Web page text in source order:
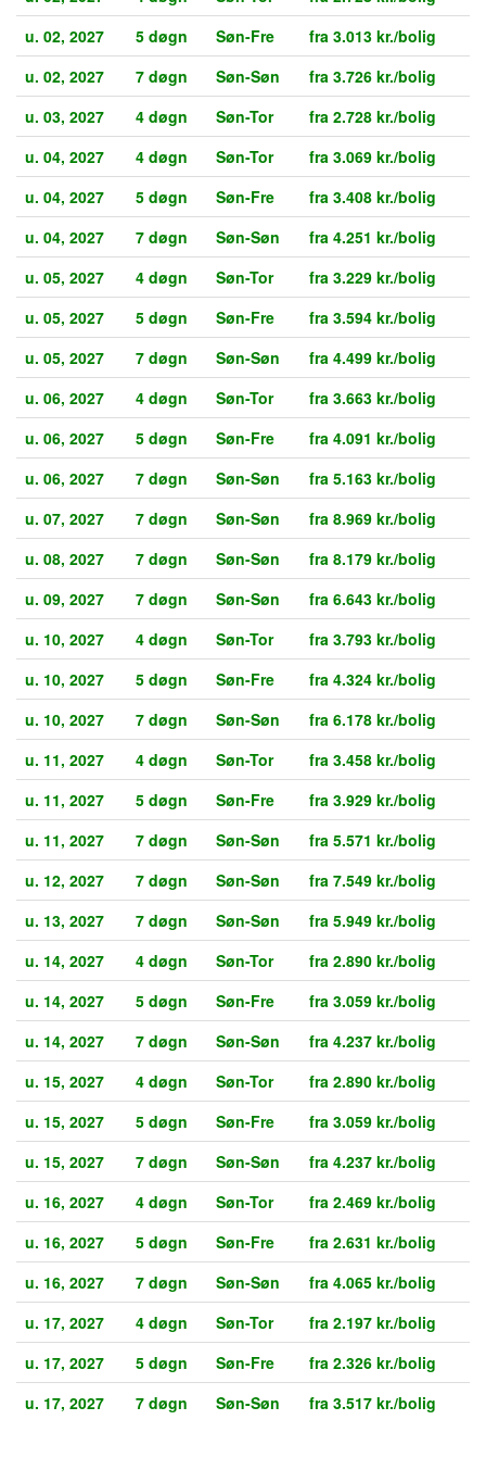
u. 02, 2027
5 døgn Søn-Fre
fra 3.013 kr./bolig
u. 02, 2027
7 døgn Søn-Søn
fra 3.726 kr./bolig
u. 03, 2027
4 døgn Søn-Tor
fra 2.728 kr./bolig
u. 04, 2027
4 døgn Søn-Tor
fra 3.069 kr./bolig
u. 04, 2027
5 døgn Søn-Fre
fra 3.408 kr./bolig
u. 04, 2027
7 døgn Søn-Søn
fra 4.251 kr./bolig
u. 05, 2027
4 døgn Søn-Tor
fra 3.229 kr./bolig
u. 05, 2027
5 døgn Søn-Fre
fra 3.594 kr./bolig
u. 05, 2027
7 døgn Søn-Søn
fra 4.499 kr./bolig
u. 06, 2027
4 døgn Søn-Tor
fra 3.663 kr./bolig
u. 06, 2027
5 døgn Søn-Fre
fra 4.091 kr./bolig
u. 06, 2027
7 døgn Søn-Søn
fra 5.163 kr./bolig
u. 07, 2027
7 døgn Søn-Søn
fra 8.969 kr./bolig
u. 08, 2027
7 døgn Søn-Søn
fra 8.179 kr./bolig
u. 09, 2027
7 døgn Søn-Søn
fra 6.643 kr./bolig
u. 10, 2027
4 døgn Søn-Tor
fra 3.793 kr./bolig
u. 10, 2027
5 døgn Søn-Fre
fra 4.324 kr./bolig
u. 10, 2027
7 døgn Søn-Søn
fra 6.178 kr./bolig
u. 11, 2027
4 døgn Søn-Tor
fra 3.458 kr./bolig
u. 11, 2027
5 døgn Søn-Fre
fra 3.929 kr./bolig
u. 11, 2027
7 døgn Søn-Søn
fra 5.571 kr./bolig
u. 12, 2027
7 døgn Søn-Søn
fra 7.549 kr./bolig
u. 13, 2027
7 døgn Søn-Søn
fra 5.949 kr./bolig
u. 14, 2027
4 døgn Søn-Tor
fra 2.890 kr./bolig
u. 14, 2027
5 døgn Søn-Fre
fra 3.059 kr./bolig
u. 14, 2027
7 døgn Søn-Søn
fra 4.237 kr./bolig
u. 15, 2027
4 døgn Søn-Tor
fra 2.890 kr./bolig
u. 15, 2027
5 døgn Søn-Fre
fra 3.059 kr./bolig
u. 15, 2027
7 døgn Søn-Søn
fra 4.237 kr./bolig
u. 16, 2027
4 døgn Søn-Tor
fra 2.469 kr./bolig
u. 16, 2027
5 døgn Søn-Fre
fra 2.631 kr./bolig
u. 16, 2027
7 døgn Søn-Søn
fra 4.065 kr./bolig
u. 17, 2027
4 døgn Søn-Tor
fra 2.197 kr./bolig
u. 17, 2027
5 døgn Søn-Fre
fra 2.326 kr./bolig
u. 17, 2027
7 døgn Søn-Søn fra 3.517 kr./bolig